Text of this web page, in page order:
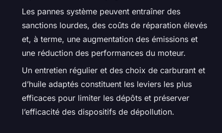
Les pannes système peuvent entraîner des
sanctions lourdes, des coûts de réparation élevés
et, à terme, une augmentation des émissions et
une réduction des performances du moteur.
Un entretien régulier et des choix de carburant et
d’huile adaptés constituent les leviers les plus
efficaces pour limiter les dépôts et préserver
l’efficacité des dispositifs de dépollution.